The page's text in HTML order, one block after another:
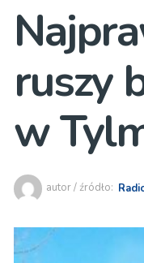
ruszy
w
autor / źródło: